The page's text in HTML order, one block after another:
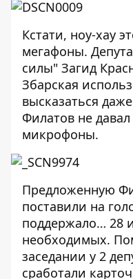
Кстати, ноу-хау
мегафоны.
силы" Загид
Збарская
высказаться
Филатов не
микрофоны.
Предложенную
поставили на
поддержало… 28
необходимых.
заседании у 2
сработали